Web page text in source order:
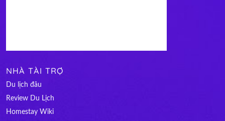
NHÀ TÀI TRỢ
Du lịch đâu
Review Du Lịch
Homestay Wiki